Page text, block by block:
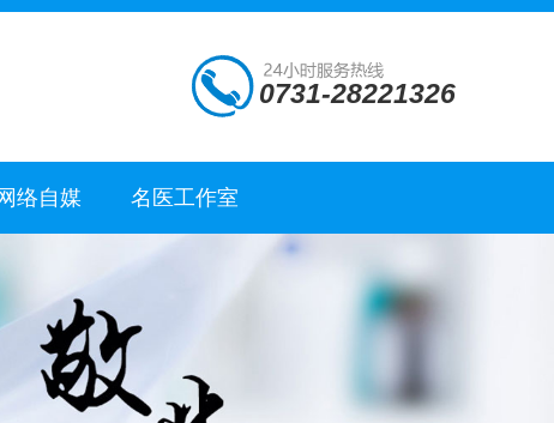
0731-28221326
网络自媒 名医工作室